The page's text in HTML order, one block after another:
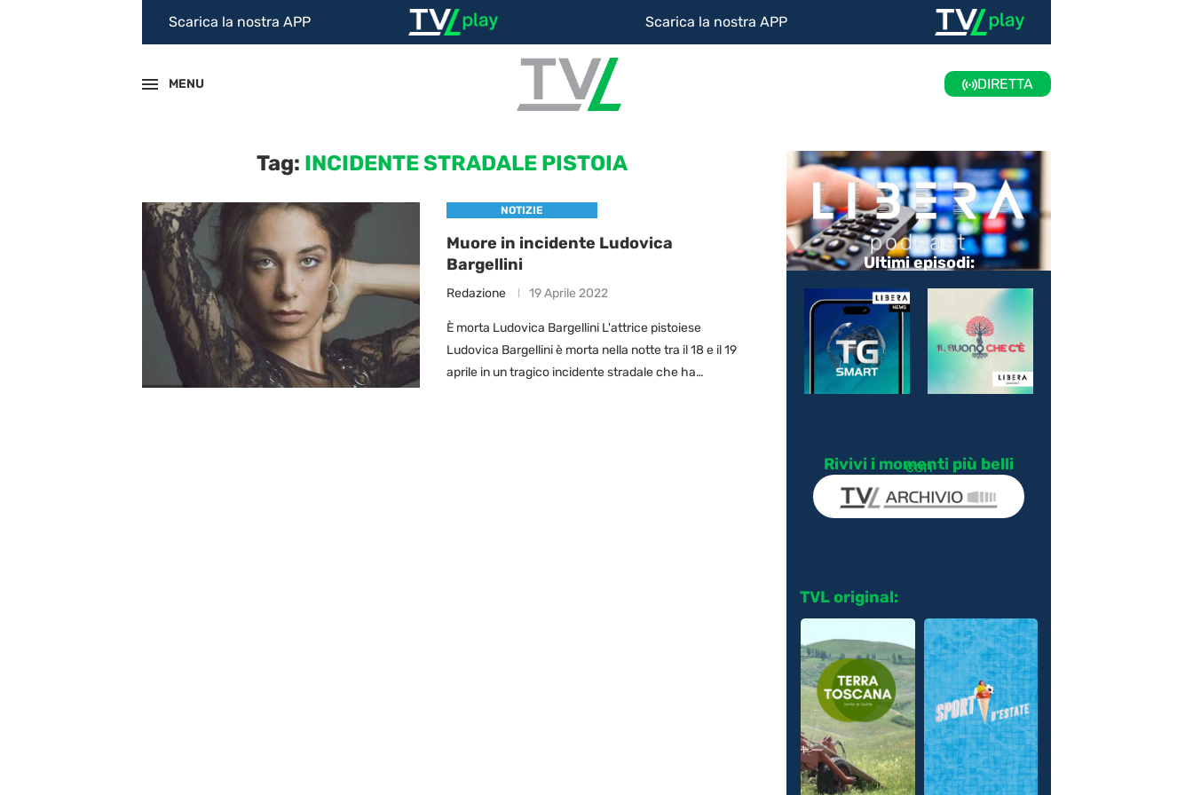
Scarica la nostra APP Scarica la nostra APP
MENU DIRETTA
Tag: INCIDENTE STRADALE PISTOIA
NOTIZIE
Muore in incidente Ludovica
Bargellini
Redazione 19 Aprile 2022
È morta Ludovica Bargellini L'attrice pistoiese
Ludovica Bargellini è morta nella notte tra il 18 e il 19
aprile in un tragico incidente stradale che ha
Ultimi episodi:
Rivivi i momenti più belli
con
TVL original: